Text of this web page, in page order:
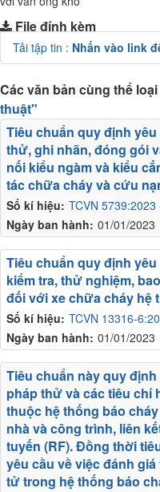
File đính kèm
Tải tập tin : Nhấn vào link
Các văn bản cùng thể loại
thuật"
Số kí hiệu: TCVN
Ngày ban hành: 01/01/2023
Tiêu chuẩn quy định
thử, ghi nhãn, đóng gói
nối kiểu ngàm và kiểu
tác chữa cháy và cứu
Số kí hiệu: TCVN 13316-
Ngày ban hành: 01/01/2023
Tiêu chuẩn quy định
kiểm tra, thử nghiệm,
đối với xe chữa cháy hệ
Tiêu chuẩn này quy
pháp thử và các tiêu chí
thuộc hệ thống báo
nhà và công trình, liên
tuyến (RF). Đồng thời
yêu cầu về việc đánh
tử trong hệ thống báo